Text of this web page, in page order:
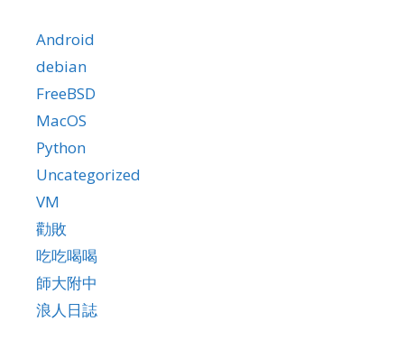
Android
debian
FreeBSD
MacOS
Python
Uncategorized
VM
勸敗
吃吃喝喝
師大附中
浪人日誌